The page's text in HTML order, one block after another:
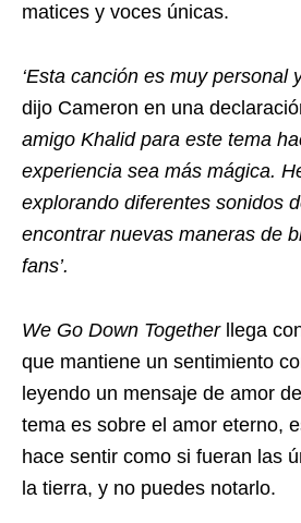
matices y voces únicas.
‘Esta canción es muy personal
dijo Cameron en una
amigo Khalid para este tema
experiencia sea más mágica.
explorando diferentes sonidos
encontrar nuevas maneras de
fans’.
We Go Down Togetherllega
que mantiene un sentimiento
leyendo un mensaje de amor
tema es sobre el amor eterno,
hace sentir como si fueran las
la tierra, y no puedes notarlo.